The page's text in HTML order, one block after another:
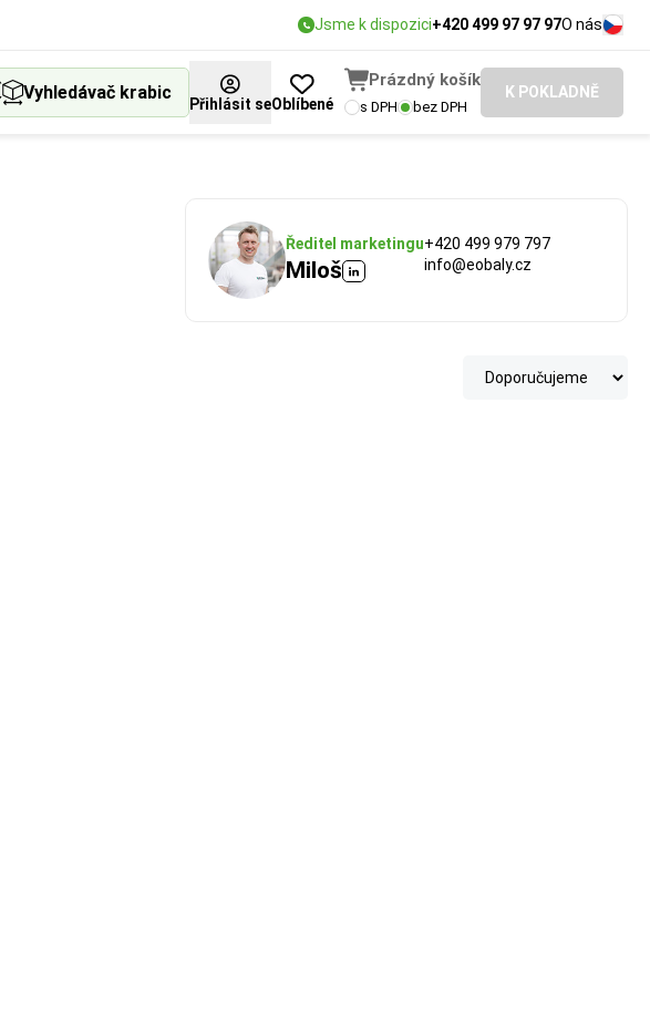
Jsme k dispozici+420 499 97 97 97O nás
Vyhledávač krabic
Přihlásit seOblíbené
Prázdný košík
s DPH bez DPH
K POKLADNĚ
Ředitel marketingu
Miloš
+420 499 979 797
info@eobaly.cz